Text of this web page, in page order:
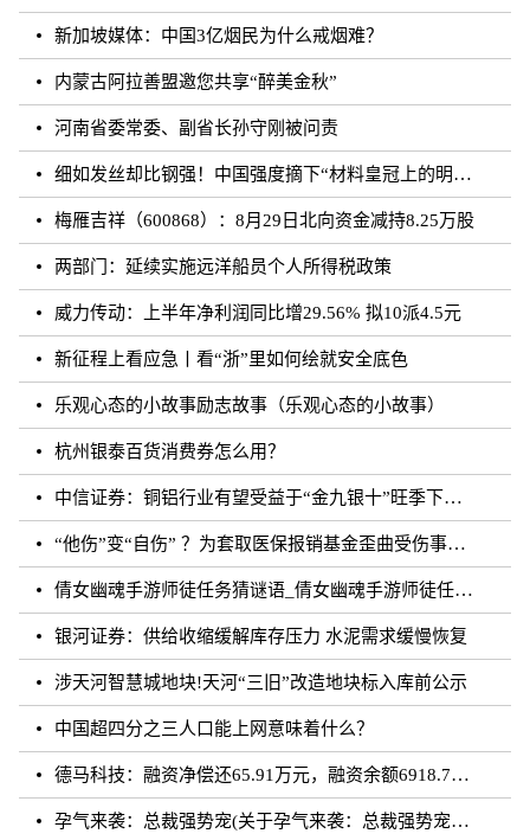
新加坡媒体：中国3亿烟民为什么戒烟难？
内蒙古阿拉善盟邀您共享“醉美金秋”
河南省委常委、副省长孙守刚被问责
细如发丝却比钢强！中国强度摘下“材料皇冠上的明珠”
梅雁吉祥（600868）：8月29日北向资金减持8.25万股
两部门：延续实施远洋船员个人所得税政策
威力传动：上半年净利润同比增29.56% 拟10派4.5元
新征程上看应急丨看“浙”里如何绘就安全底色
乐观心态的小故事励志故事（乐观心态的小故事）
杭州银泰百货消费券怎么用？
中信证券：铜铝行业有望受益于“金九银十”旺季下的需求增长
“他伤”变“自伤” ？为套取医保报销基金歪曲受伤事实 罚！
倩女幽魂手游师徒任务猜谜语_倩女幽魂手游师徒任务猜成语
银河证券：供给收缩缓解库存压力 水泥需求缓慢恢复
涉天河智慧城地块!天河“三旧”改造地块标入库前公示
中国超四分之三人口能上网意味着什么？
德马科技：融资净偿还65.91万元，融资余额6918.76万元（08-28）
孕气来袭：总裁强势宠(关于孕气来袭：总裁强势宠简述)